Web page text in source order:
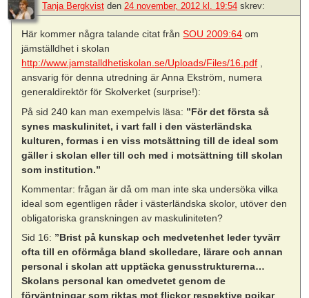
Tanja Bergkvist den 24 november, 2012 kl. 19:54 skrev:
Här kommer några talande citat frånSOU 2009:64 om
jämställdhet i skolan
http://www.jamstalldhetiskolan.se/Uploads/Files/16.pdf ,
ansvarig för denna utredning är Anna Ekström, numera
generaldirektör för Skolverket (surprise!):
På sid 240 kan man exempelvis läsa: ”För det första så
synes maskulinitet, i vart fall i den västerländska
kulturen, formas i en viss motsättning till de ideal som
gäller i skolan eller till och med i motsättning till skolan
som institution.”
Kommentar: frågan är då om man inte ska undersöka vilka
ideal som egentligen råder i västerländska skolor, utöver den
obligatoriska granskningen av maskuliniteten?
Sid 16: ”Brist på kunskap och medvetenhet leder tyvärr
ofta till en oförmåga bland skolledare, lärare och annan
personal i skolan att upptäcka genusstrukturerna…
Skolans personal kan omedvetet genom de
förväntningar som riktas mot flickor respektive pojkar